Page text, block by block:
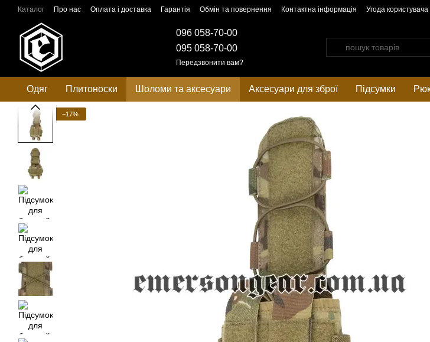
Перейти до основного контенту
Каталог Про нас Оплата і доставка Гарантія Обмін та повернення Контактна інформація Угода користувача
096 058-70-00
095 058-70-00
Передзвонити вам?
Одяг Плитоноски Шоломи та аксесуари Аксесуари для зброї Підсумки
−17%